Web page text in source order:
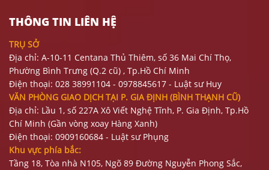
THÔNG TIN LIÊN HỆ
TRỤ SỞ
Địa chỉ: A-10-11 Centana Thủ Thiêm, số 36 Mai Chí Thọ,
Phường Bình Trưng (Q.2 cũ) , Tp.Hồ Chí Minh
Điện thoại: 028 38991104 - 0978845617 - Luật sư Huy
VĂN PHÒNG GIAO DỊCH TẠI P. GIA ĐỊNH (BÌNH THẠNH CŨ)
Địa chỉ: Lầu 1, số 227A Xô Viết Nghệ Tĩnh, P. Gia Định, Tp.Hồ
Chí Minh (Gần vòng xoay Hàng Xanh)
Điện thoại: 0909160684 - Luật sư Phụng
Khu vực phía bắc:
Tầng 18, Tòa nhà N105, Ngõ 89 Đường Nguyễn Phong Sắc,